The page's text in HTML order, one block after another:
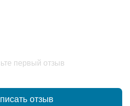
первый отзыв
отзыв